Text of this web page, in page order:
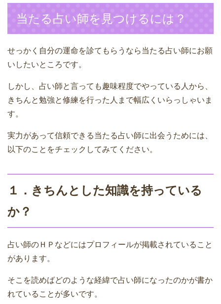
当たる占い師を見つけるには？
せっかく自分の運命を診てもらうなら当たる占い師にお願
いしたいところです。
しかし、占い師と言っても趣味程度でやっている人から、
きちんと勉強と修練を行った人まで幅広くいらっしゃいま
す。
実力があって信頼できる当たる占い師に出会うためには、
以下のことをチェックしてみてください。
１．きちんとした知識を持っている
か？
占い師のＨＰなどにはプロフィールが掲載されていること
があります。
そこを読めばどのような経緯で占い師になったのかが書か
れていることが多いです。